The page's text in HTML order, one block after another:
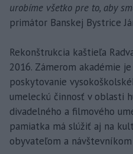
urobíme všetko pre to, aby
primátor Banskej Bystrice
Rekonštrukcia kaštieľa
2016. Zámerom akadémie
poskytovanie
umeleckú činnosť v oblasti
divadelného a filmového
pamiatka má slúžiť aj na
obyvateľom a